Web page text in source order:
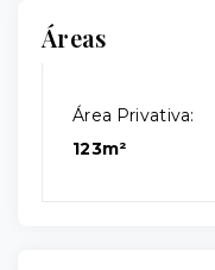
Áreas
Área Privativa:
123m²